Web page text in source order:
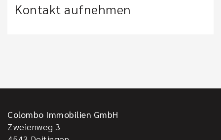
Kontakt aufnehmen
Colombo Immobilien GmbH
Zweienweg 3